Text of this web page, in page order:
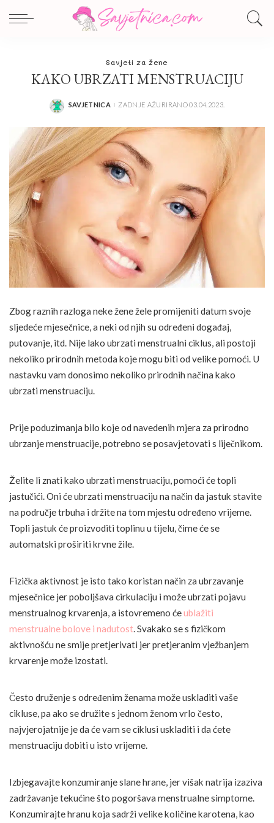
Savjeti za žene
KAKO UBRZATI MENSTRUACIJU
POSTED
SAVJETNICA ZADNJE AŽURIRANO 03.04.2023.
Zbog raznih razloga neke žene žele promijeniti datum svoje
sljedeće mjesečnice, a neki od njih su određeni događaj,
putovanje, itd. Nije lako ubrzati menstrualni ciklus, ali postoji
nekoliko prirodnih metoda koje mogu biti od velike pomoći. U
nastavku vam donosimo nekoliko prirodnih načina kako
ubrzati menstruaciju.
Prije poduzimanja bilo koje od navedenih mjera za prirodno
ubrzanje menstruacije, potrebno se posavjetovati s liječnikom.
Želite li znati kako ubrzati menstruaciju, pomoći će topli
jastučići. Oni će ubrzati menstruaciju na način da jastuk stavite
na područje trbuha i držite na tom mjestu određeno vrijeme.
Topli jastuk će proizvoditi toplinu u tijelu, čime će se
automatski proširiti krvne žile.
Fizička aktivnost je isto tako koristan način za ubrzavanje
mjesečnice jer poboljšava cirkulaciju i može ubrzati pojavu
menstrualnog krvarenja, a istovremeno ćeublažiti
menstrualne bolove i nadutost. Svakako se s fizičkom
aktivnošću ne smije pretjerivati jer pretjeranim vježbanjem
krvarenje može izostati.
Često druženje s određenim ženama može uskladiti vaše
cikluse, pa ako se družite s jednom ženom vrlo često,
najvjerojatnije je da će vam se ciklusi uskladiti i da ćete
menstruaciju dobiti u isto vrijeme.
Izbjegavajte konzumiranje slane hrane, jer višak natrija izaziva
zadržavanje tekućine što pogoršava menstrualne simptome.
Konzumirajte hranu koja sadrži velike količine karotena, kao